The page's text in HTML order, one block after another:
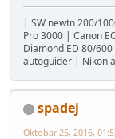
| SW newtn 200/
Pro 3000 | Canon
Diamond ED 80/
autoguider | Nikon
spadej
Oktobar 25, 2016,